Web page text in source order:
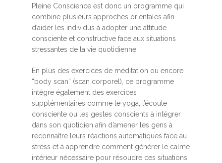
Pleine Conscience est donc un programme qui
combine plusieurs approches orientales afin
d’aider les individus à adopter une attitude
consciente et constructive face aux situations
stressantes de la vie quotidienne.
En plus des exercices de méditation ou encore
“body scan” (scan corporel), ce programme
intègre également des exercices
supplémentaires comme le yoga, l’écoute
consciente ou les gestes conscients à intégrer
dans son quotidien afin d’amener les gens à
reconnaître leurs réactions automatiques face au
stress et à apprendre comment générer le calme
intérieur nécessaire pour résoudre ces situations